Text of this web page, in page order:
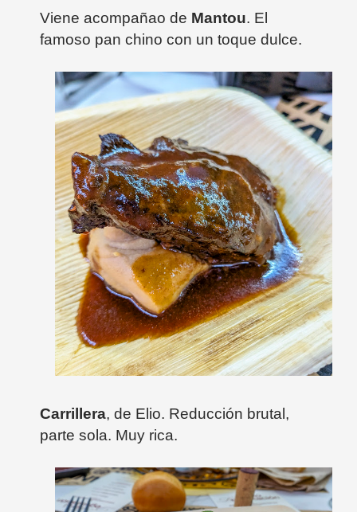
Viene acompañao de Mantou. El
famoso pan chino con un toque dulce.
Carrillera, de Elio. Reducción brutal,
parte sola. Muy rica.